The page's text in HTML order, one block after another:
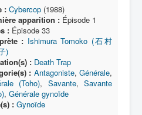
: Cybercop(1988)
apparition :Épisode 1
:Épisode 33
: Ishimura Tomoko (石村
)
: Death Trap
: Antagoniste,Générale,
(Toho), Savante,Savante
, Générale gynoïde
: Gynoïde